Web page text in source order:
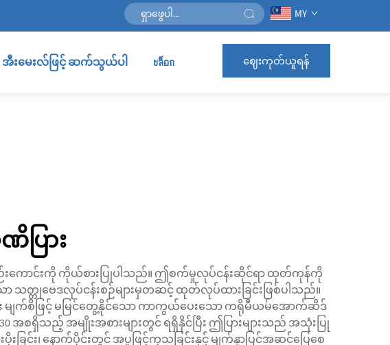
MY
အီးမေးလ်ဖြင့် ဆက်သွယ်ပါ บล็อก ဈေးကုတ်ယူရန်
ြား
းကောင်းကို ကိုယ်စားပြုပါသည်။ ဤစက်မှုလုပ်ငန်းဆိုင်ရာ ထုတ်ကုန်ကို
တ္တုဗေဒလုပ်ငန်းစဉ်များမှတဆင့် ထုတ်လုပ်ထားခြင်းဖြစ်ပါသည်။
ပြီး မျက်စိဖြင့် မမြင်တွေ့နိုင်သော ကာကွယ်ပေးသော ကရိုမီယမ်အောက်ဆိဒ်
စရှိသည့် အမျိုးအစားများတွင် ရရှိနိုင်ပြီး ဤပြားများသည် အသုံးပြု
င်း၊ နောက်ပိုင်းတွင် အပူဖြင့်ကုသခြင်းနှင့် မျက်နှာပြင်အဆင်ပြေစေ